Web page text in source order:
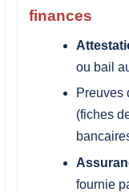
finances
ou bail
Preuves
(fiches
fournie